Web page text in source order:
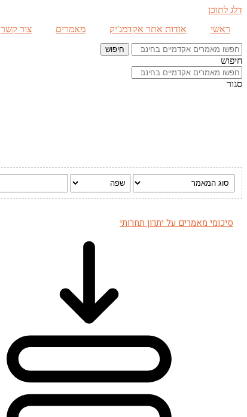
דלג לתוכן
ראשי
אודות אתר אקדמג'יק מאמרים צור קשר
חיפוש
חיפוש
סגור
סיכומי מאמרים על יתרון תחרותי